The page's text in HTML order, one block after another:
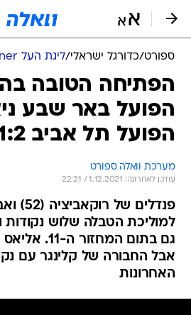
ספורט/כדורגל ישראלי/ליגת העל Winner
הפתיחה הטובה
הפועל באר שבע
הפועל תל אביב 1:2
מערכת וואלה ספורט
עודכן לאחרונה: 1.12.2021 / 22:21
למוליכת הטבלה שלוש נקודות
האחרונות